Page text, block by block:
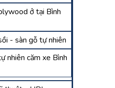
ở tại Bình
- sàn gỗ tự nhiên
nhiên căm xe Bình